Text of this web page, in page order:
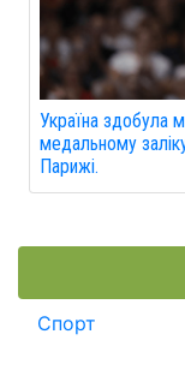
Україна здобула
медальному
Парижі.
Спорт